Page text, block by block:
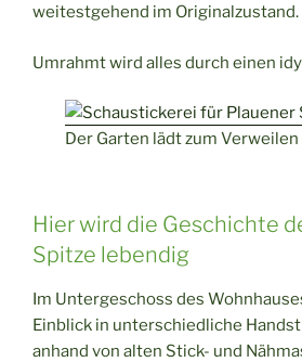
weitestgehend im Originalzustand.
Umrahmt wird alles durch einen
Der Garten lädt zum Verweilen
Hier wird die Geschichte
Spitze lebendig
Im Untergeschoss des
Einblick in unterschiedliche
anhand von alten Stick- und